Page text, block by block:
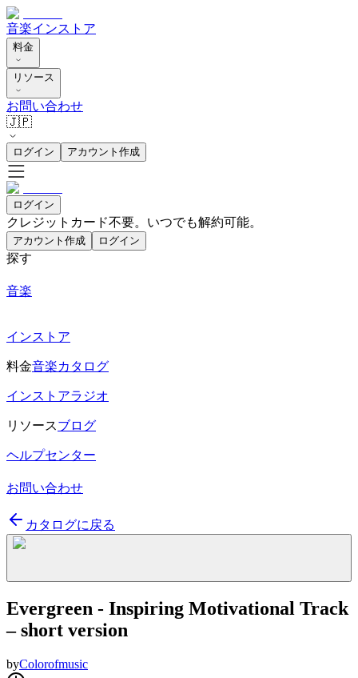
音楽インストア
料金
リソース
お問い合わせ
🇯🇵
ログイン アカウント作成
ログイン
クレジットカード不要。いつでも解約可能。
アカウント作成 ログイン
探す
音楽
インストア
料金音楽カタログ
インストアラジオ
リソースブログ
ヘルプセンター
お問い合わせ
カタログに戻る
Evergreen - Inspiring Motivational Track
– short version
byColorofmusic